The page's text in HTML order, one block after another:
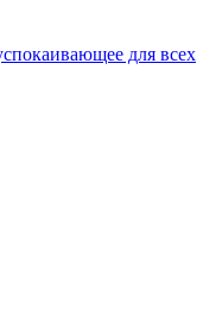
для всех